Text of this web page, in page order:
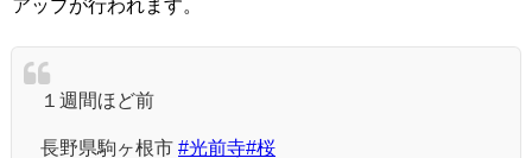
アップが行われます。
１週間ほど前
長野県駒ヶ根市 #光前寺#桜